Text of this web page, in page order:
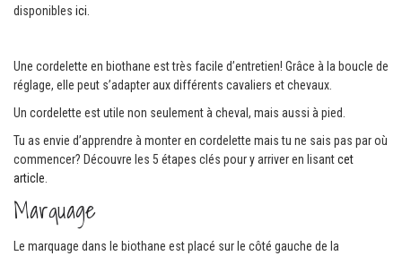
disponibles ici.
Une cordelette en biothane est très facile d’entretien! Grâce à la boucle de
réglage, elle peut s’adapter aux différents cavaliers et chevaux.
Un cordelette est utile non seulement à cheval, mais aussi à pied.
Tu as envie d’apprendre à monter en cordelette mais tu ne sais pas par où
commencer? Découvre les 5 étapes clés pour y arriver en lisantcet
article
Marquage
Le marquage dans le biothane est placé sur le côté gauche de la